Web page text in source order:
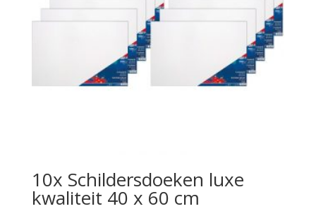
10x Schildersdoeken luxe
kwaliteit 40 x 60 cm